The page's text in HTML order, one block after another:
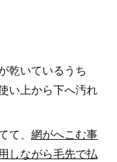
乾いているうち
い上から下へ汚れ
、 網がへこむ事
しながら毛先で払